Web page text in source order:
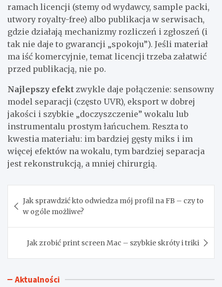
ramach licencji (stemy od wydawcy, sample packi,
utwory royalty-free) albo publikacja w serwisach,
gdzie działają mechanizmy rozliczeń i zgłoszeń (i
tak nie daje to gwarancji „spokoju”). Jeśli materiał
ma iść komercyjnie, temat licencji trzeba załatwić
przed publikacją, nie po.
Najlepszy efekt zwykle daje połączenie: sensowny
model separacji (często UVR), eksport w dobrej
jakości i szybkie „doczyszczenie” wokalu lub
instrumentalu prostym łańcuchem. Reszta to
kwestia materiału: im bardziej gęsty miks i im
więcej efektów na wokalu, tym bardziej separacja
jest rekonstrukcją, a mniej chirurgią.
wpisu
Jak sprawdzić kto odwiedza mój profil na FB – czy to
w ogóle możliwe?
Jak zrobić print screen Mac – szybkie skróty i triki
Aktualności